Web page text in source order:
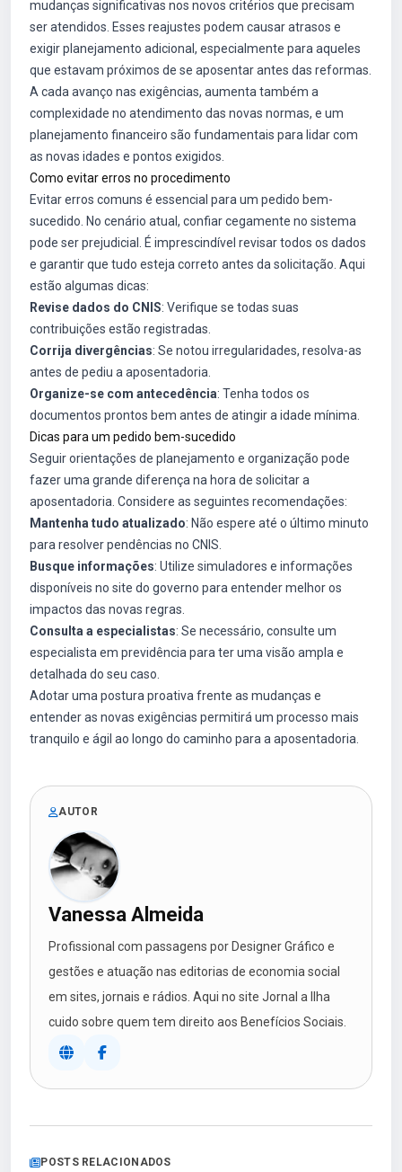
mudanças significativas nos novos critérios que precisam
ser atendidos. Esses reajustes podem causar atrasos e
exigir planejamento adicional, especialmente para aqueles
que estavam próximos de se aposentar antes das reformas.
A cada avanço nas exigências, aumenta também a
complexidade no atendimento das novas normas, e um
planejamento financeiro são fundamentais para lidar com
as novas idades e pontos exigidos.
Como evitar erros no procedimento
Evitar erros comuns é essencial para um pedido bem-
sucedido. No cenário atual, confiar cegamente no sistema
pode ser prejudicial. É imprescindível revisar todos os dados
e garantir que tudo esteja correto antes da solicitação. Aqui
estão algumas dicas:
Revise dados do CNIS: Verifique se todas suas
contribuições estão registradas.
Corrija divergências: Se notou irregularidades, resolva-as
antes de pediu a aposentadoria.
Organize-se com antecedência: Tenha todos os
documentos prontos bem antes de atingir a idade mínima.
Dicas para um pedido bem-sucedido
Seguir orientações de planejamento e organização pode
fazer uma grande diferença na hora de solicitar a
aposentadoria. Considere as seguintes recomendações:
Mantenha tudo atualizado: Não espere até o último minuto
para resolver pendências no CNIS.
Busque informações: Utilize simuladores e informações
disponíveis no site do governo para entender melhor os
impactos das novas regras.
Consulta a especialistas: Se necessário, consulte um
especialista em previdência para ter uma visão ampla e
detalhada do seu caso.
Adotar uma postura proativa frente as mudanças e
entender as novas exigências permitirá um processo mais
tranquilo e ágil ao longo do caminho para a aposentadoria.
AUTOR
Vanessa Almeida
Profissional com passagens por Designer Gráfico e
gestões e atuação nas editorias de economia social
em sites, jornais e rádios. Aqui no site Jornal a Ilha
cuido sobre quem tem direito aos Benefícios Sociais.
POSTS RELACIONADOS